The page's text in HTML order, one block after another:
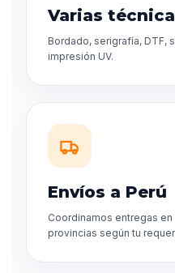
Varias
Bordado, serigrafía, DTF,
impresión UV.
Envíos a Perú
Coordinamos entregas
provincias según tu